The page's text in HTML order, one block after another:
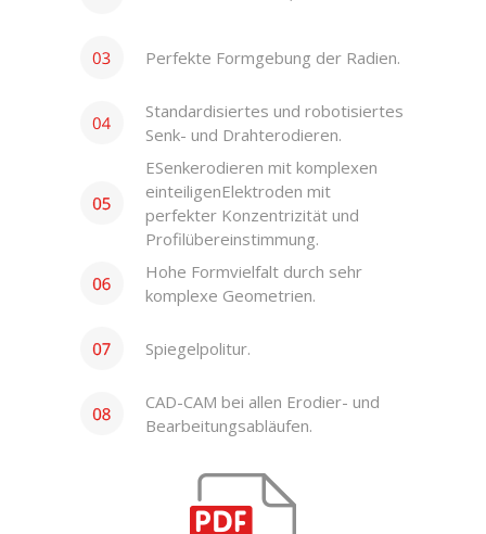
Perfekte Formgebung der Radien.
Standardisiertes und robotisiertes
Senk- und Drahterodieren.
ESenkerodieren mit komplexen
einteiligenElektroden mit
perfekter Konzentrizität und
Profilübereinstimmung.
Hohe Formvielfalt durch sehr
komplexe Geometrien.
Spiegelpolitur.
CAD-CAM bei allen Erodier- und
Bearbeitungsabläufen.